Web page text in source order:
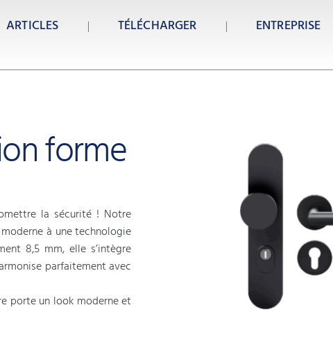
ARTICLES TÉLÉCHARGER ENTREPRISE
forme
la sécurité ! Notre
à une technologie
8,5 mm, elle s’intègre
parfaitement avec
porte un look moderne et